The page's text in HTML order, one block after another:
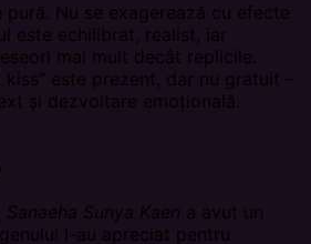
pură. Nu se exagerează cu efecte
este echilibrat, realist, iar
mai mult decât replicile.
este prezent, dar nu gratuit –
și dezvoltare emoțională.
Sanaeha Sunya Kaen a avut un
l-au apreciat pentru